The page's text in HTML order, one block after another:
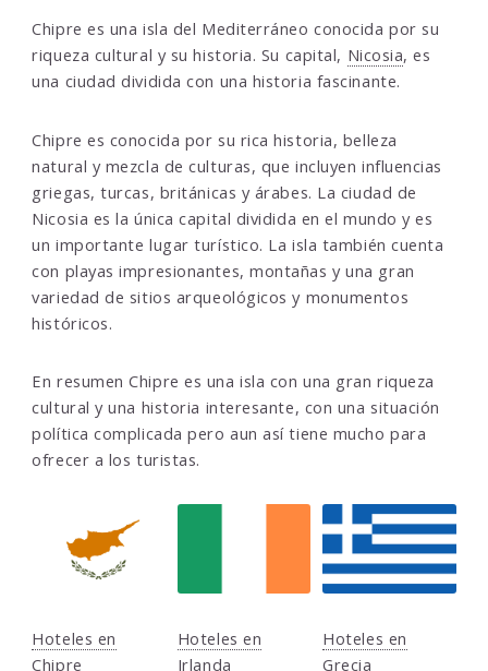
Chipre es una isla del Mediterráneo conocida por su
riqueza cultural y su historia. Su capital, Nicosia, es
una ciudad dividida con una historia fascinante.
Chipre es conocida por su rica historia, belleza
natural y mezcla de culturas, que incluyen influencias
griegas, turcas, británicas y árabes. La ciudad de
Nicosia es la única capital dividida en el mundo y es
un importante lugar turístico. La isla también cuenta
con playas impresionantes, montañas y una gran
variedad de sitios arqueológicos y monumentos
históricos.
En resumen Chipre es una isla con una gran riqueza
cultural y una historia interesante, con una situación
política complicada pero aun así tiene mucho para
ofrecer a los turistas.
Hoteles en
Chipre
Hoteles en
Irlanda
Hoteles en
Grecia